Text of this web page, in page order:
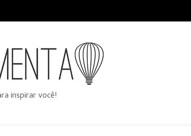
inspirar você!